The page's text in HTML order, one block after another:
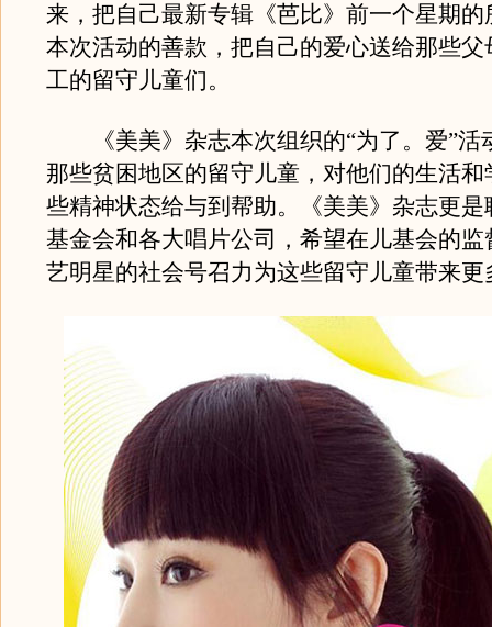
来，把自己最新专辑《芭比》前一个星期的
本次活动的善款，把自己的爱心送给那些父
工的留守儿童们。
《美美》杂志本次组织的“为了。爱”活
那些贫困地区的留守儿童，对他们的生活和
些精神状态给与到帮助。《美美》杂志更是
基金会和各大唱片公司，希望在儿基会的监
艺明星的社会号召力为这些留守儿童带来更